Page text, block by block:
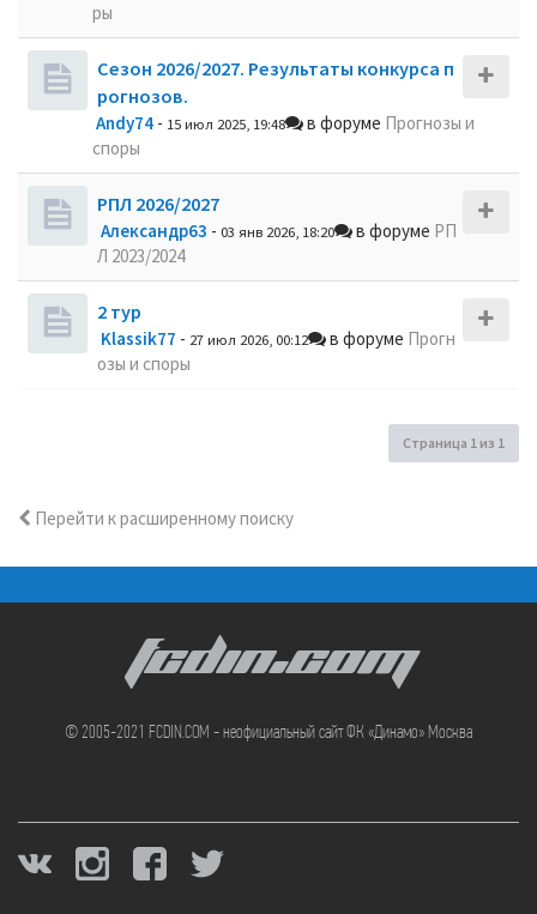
ры
Сезон 2026/2027. Результаты конкурса п
рогнозов.
Andy74 - 15 июл 2025, 19:48 в форуме Прогнозы и
споры
РПЛ 2026/2027
Александр63 - 03 янв 2026, 18:20 в форуме РП
Л 2023/2024
2 тур
Klassik77 - 27 июл 2026, 00:12 в форуме Прогн
озы и споры
Страница 1из 1
Перейти к расширенному поиску
FCDIN.COM
© 2005-2021 FCDIN.COM - неофициальный сайт ФК «Динамо» Москва